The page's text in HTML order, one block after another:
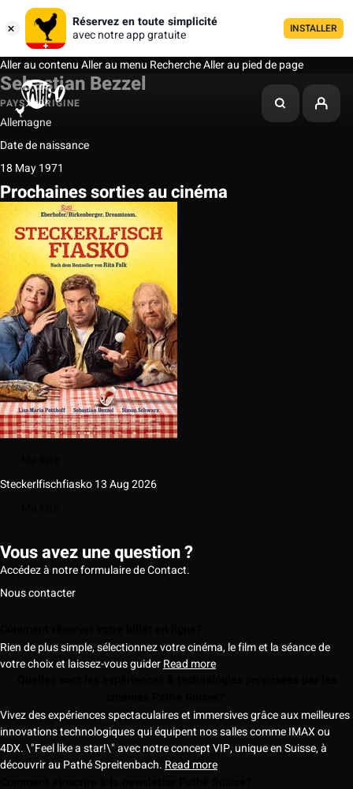
Réservez en toute simplicité
avec notre app gratuite
INSTALLER
Aller au contenuAller au menu RechercheAller au pied de page
Sebastian Bezzel
PAYS D'ORIGINE
Allemagne
Date de naissance
18 May 1971
Prochaines sorties au cinéma
Steckerlfischfiasko13 Aug 2026
Vous avez une question ?
Accédez à notre formulaire de Contact.
Nous contacter
Rien de plus simple, sélectionnez votre cinéma, le film et la séance de
votre choix et laissez-vous guiderRead more
Vivez des expériences spectaculaires et immersives grâce aux meilleures
innovations technologiques qui équipent nos salles comme IMAX ou
4DX. \"Feel like a star!\" avec notre concept VIP, unique en Suisse, à
découvrir au Pathé Spreitenbach. Read more